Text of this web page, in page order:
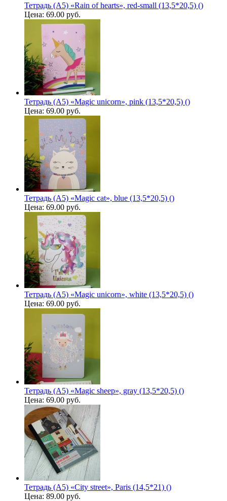
Тетрадь (A5) «Rain of hearts», red-small (13,5*20,5) ()
Цена: 69.00 руб.
Тетрадь (A5) «Magic unicorn», pink (13,5*20,5) ()
Цена: 69.00 руб.
Тетрадь (A5) «Magic cat», blue (13,5*20,5) ()
Цена: 69.00 руб.
Тетрадь (A5) «Magic unicorn», white (13,5*20,5) ()
Цена: 69.00 руб.
Тетрадь (A5) «Magic sheep», gray (13,5*20,5) ()
Цена: 69.00 руб.
Тетрадь (A5) «City street», Paris (14,5*21) ()
Цена: 89.00 руб.